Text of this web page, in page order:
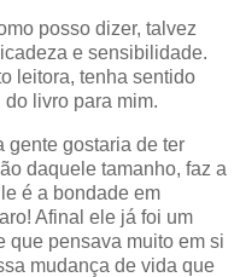
posso dizer, talvez
e sensibilidade.
leitora, tenha sentido
livro para mim.
gente gostaria de ter
daquele tamanho, faz a
é a bondade em
Afinal ele já foi um
que pensava muito em si
mudança de vida que